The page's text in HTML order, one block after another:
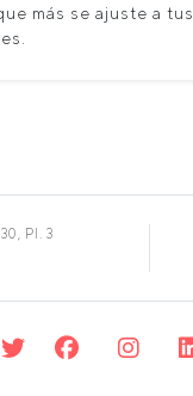
más se ajuste a tus
Pl. 3